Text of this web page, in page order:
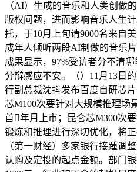
（AI）生成的音乐和人类创做
版权问题，进而影响音乐人生
托，于10月上旬请9000名来自
成年人倾听两段AI制做的音乐
成果显示，97%受访者分不清
分辩感应不安。（）11月13日
行副总裁沈抖发布百度自研芯
芯M100次要针对大规模推理场
首年月上市；昆仑芯M300次
锻炼和推理进行深切优化，将
（第一财经）多家银行接踵调
认购及定投的起点金额。部门